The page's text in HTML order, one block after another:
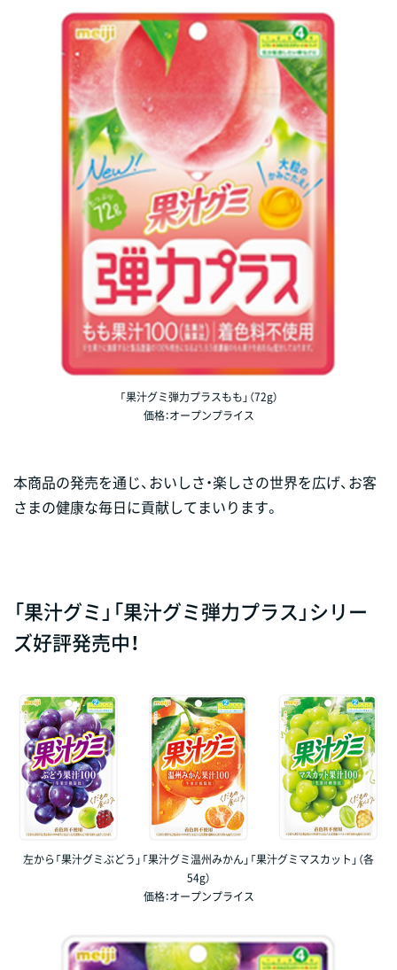
「果汁グミ弾力プラスもも」（72g）
価格：オープンプライス
本商品の発売を通じ、おいしさ・楽しさの世界を広げ、お客
さまの健康な毎日に貢献してまいります。
「果汁グミ」「果汁グミ弾力プラス」シリー
ズ好評発売中！
左から「果汁グミぶどう」「果汁グミ温州みかん」「果汁グミマスカット」（各
54g）
価格：オープンプライス